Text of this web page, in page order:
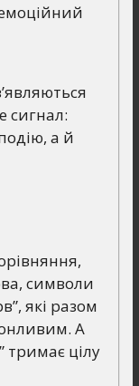
сигнал:
а й
символи
які разом
А
тримає цілу